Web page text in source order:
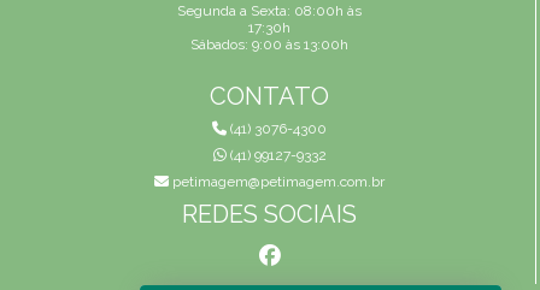
Segunda a Sexta: 08:00h às
17:30h
Sábados: 9:00 às 13:00h
CONTATO
(41) 3076-4300
(41) 99127-9332
petimagem@petimagem.com.br
REDES SOCIAIS